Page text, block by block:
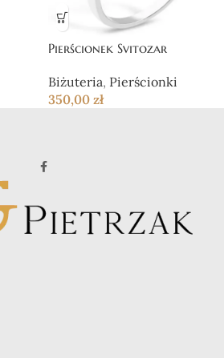
Pierścionek Svitozar
Biżuteria, Pierścionki
350,00 zł